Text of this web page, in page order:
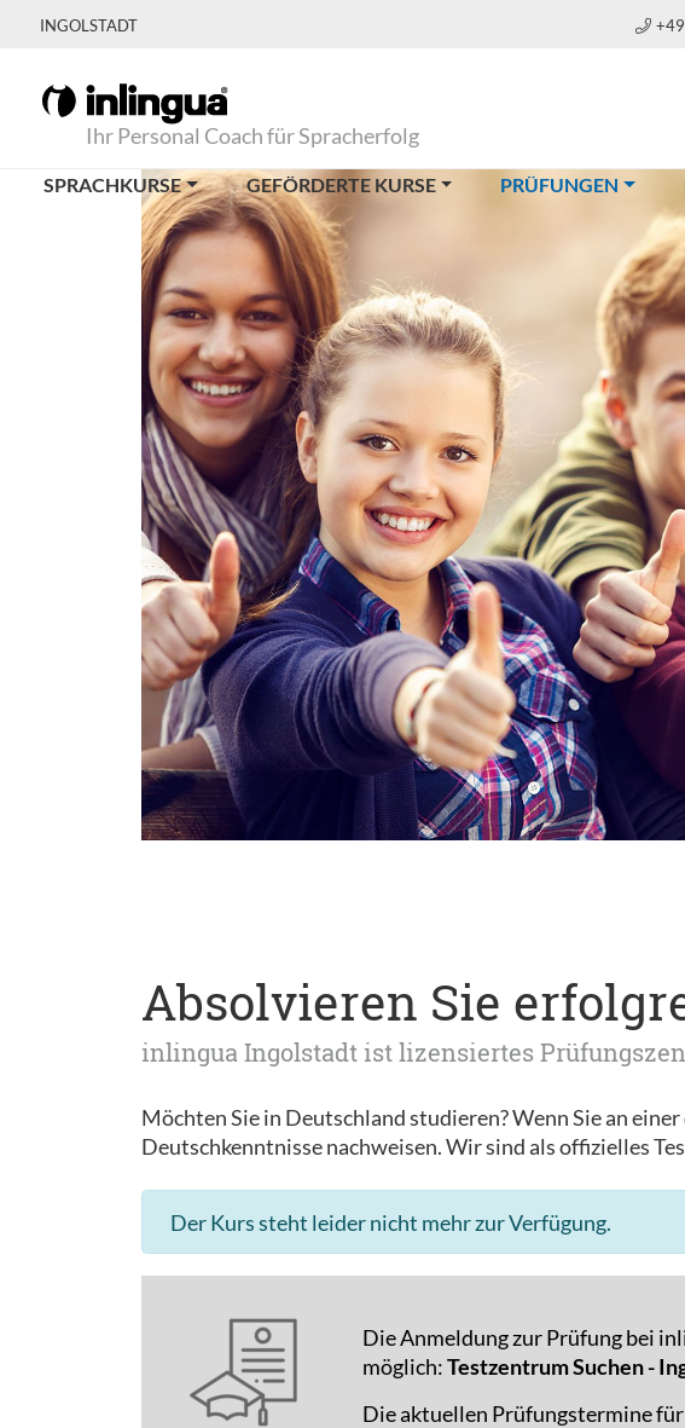
INGOLSTADT
Ihr Personal Coach für Spracherfolg
SPRACHKURSE GEFÖRDERTE KURSE PRÜFUNGEN
Absolvieren Sie
inlingua Ingolstadt ist lizensiertes
Möchten Sie in Deutschland studieren? Wenn Sie an
Deutschkenntnisse nachweisen. Wir sind als offizielles
Der Kurs steht leider nicht mehr zur Verfügung.
Die Anmeldung zur Prüfung bei
möglich:Testzentrum Suchen -
Die aktuellen Prüfungstermine